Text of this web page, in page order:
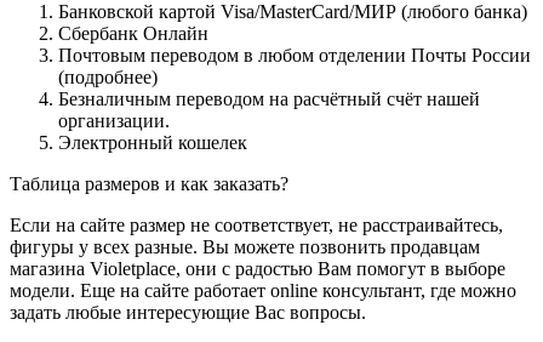
Банковской картой Visa/MasterCard/МИР (любого банка)
Сбербанк Онлайн
Почтовым переводом в любом отделении Почты России
(подробнее)
Безналичным переводом на расчётный счёт нашей
организации.
Электронный кошелек
Таблица размеров и как заказать?
Если на сайте размер не соответствует, не расстраивайтесь,
фигуры у всех разные. Вы можете позвонить продавцам
магазина Violetplace, они с радостью Вам помогут в выборе
модели. Еще на сайте работает online консультант, где можно
задать любые интересующие Вас вопросы.